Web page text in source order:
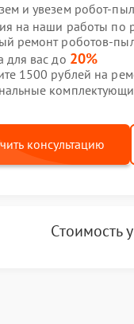
и увезем робот-
на наши работы по
ремонт роботов-
для вас до 20%
1500 рублей на
консультацию
Стоимость